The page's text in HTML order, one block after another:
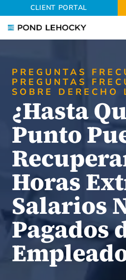
CLIENT PORTAL
PREGUNTAS
PREGUNTAS
SOBRE DERECHO
¿Hasta
Punto
Horas
Salarios
Pagados